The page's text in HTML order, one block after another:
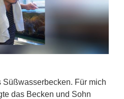
Süßwasserbecken. Für mich
das Becken und Sohn